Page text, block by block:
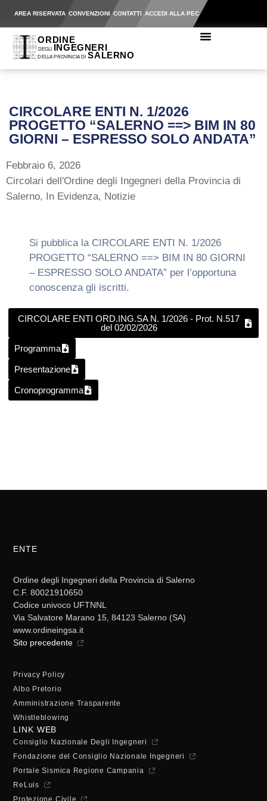
AREA RISERVATA CONVENZIONI CONTATTI ACCEDI ALLA PEC
CIRCOLARE ENTI N. 1/2026
PROGETTO “SALERNO ==> BIM IN 80
GIORNI – ESPRESSO SOLO ANDATA”
Febbraio 6, 2026
Circolari dell'Ordine degli Ingegneri della Provincia di
Salerno, In Evidenza, Notizie
Si pubblica la CIRCOLARE ENTI N. 1/2026
PROGETTO “SALERNO ==> BIM IN 80 GIORNI
– ESPRESSO SOLO ANDATA” per l’opportuna
conoscenza gli iscritti.
CIRCOLARE ENTI ORD.ING.SA N. 1/2026 - Prot. N.517
del 02/02/2026
Programma
Presentazione
Cronoprogramma
ENTE
Ordine degli Ingegneri della Provincia di Salerno
C.F. 80021910650
Codice univoco UFTNNL
Via Salvatore Marano 15, 84123 Salerno (SA)
www.ordineingsa.it
Sito precedente
Privacy Policy
Albo Pretorio
Amministrazione Trasparente
Whistleblowing
LINK WEB
Consiglio Nazionale Degli Ingegneri
Fondazione del Consiglio Nazionale Ingegneri
Portale Sismica Regione Campania
ReLuis
Protezione Civile